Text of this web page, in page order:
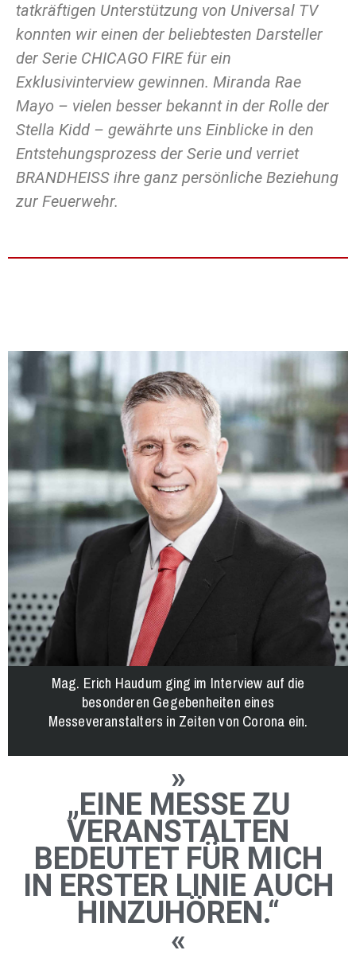
tatkräftigen Unterstützung von Universal TV
konnten wir einen der beliebtesten Darsteller
der Serie CHICAGO FIRE für ein
Exklusivinterview gewinnen. Miranda Rae
Mayo – vielen besser bekannt in der Rolle der
Stella Kidd – gewährte uns Einblicke in den
Entstehungsprozess der Serie und verriet
BRANDHEISS ihre ganz persönliche Beziehung
zur Feuerwehr.
Mag. Erich Haudum ging im Interview auf die
besonderen Gegebenheiten eines
Messeveranstalters in Zeiten von Corona ein.
»
„EINE MESSE ZU
VERANSTALTEN
BEDEUTET FÜR MICH
IN ERSTER LINIE AUCH
HINZUHÖREN.“
«